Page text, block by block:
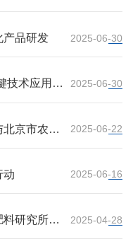
品研发 2025-06-30
技术应用与
2025-06-30
京市农林
2025-06-22
动 2025-06-16
研究所管
2025-04-28